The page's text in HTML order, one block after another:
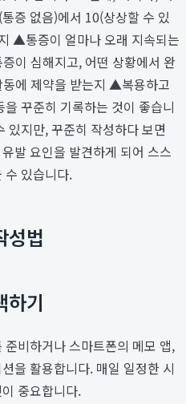
증 없음)에서 10(상상할 수 있
▲통증이 얼마나 오래 지속되는
이 심해지고, 어떤 상황에서 완
에 제약을 받는지 ▲복용하고
꾸준히 기록하는 것이 좋습니
있지만, 꾸준히 작성하다 보면
발 요인을 발견하게 되어 스스
수 있습니다.
성법
하기
비하거나 스마트폰의 메모 앱,
을 활용합니다. 매일 일정한 시
중요합니다.